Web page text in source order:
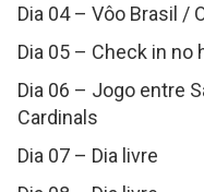
Dia 04 – Vôo Brasil /
Dia 05 – Check in no
Dia 06 – Jogo entre
Cardinals
Dia 07 – Dia livre